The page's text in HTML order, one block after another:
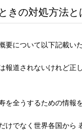
の対処方法と
について以下記載いた
報道されないけれど正
全うするための情報
けでなく世界各国から